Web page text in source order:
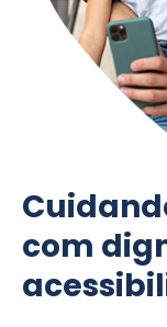
com